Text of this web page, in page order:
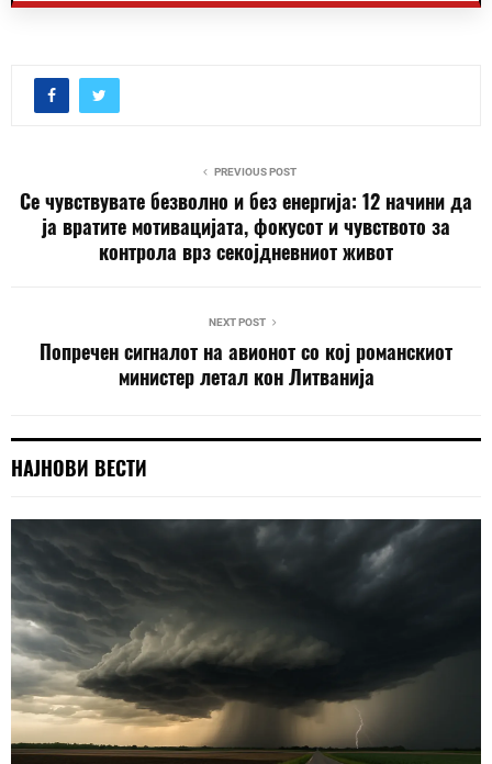
PREVIOUS POST
Се чувствувате безволно и без енергија: 12 начини да
ја вратите мотивацијата, фокусот и чувството за
контрола врз секојдневниот живот
NEXT POST
Попречен сигналот на авионот со кој романскиот
министер летал кон Литванија
НАЈНОВИ ВЕСТИ